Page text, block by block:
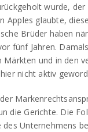
wurde,
Apples glaubte,
Brüder haben
fünf Jahren.
und in den
nicht aktiv
die Gerichte. Die
Unternehmens